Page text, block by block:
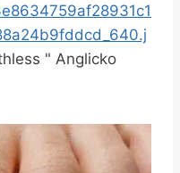
" Anglicko